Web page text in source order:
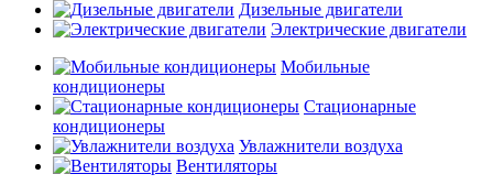
Дизельные двигатели
Электрические двигатели
Мобильные
кондиционеры
Стационарные
кондиционеры
Увлажнители воздуха
Вентиляторы